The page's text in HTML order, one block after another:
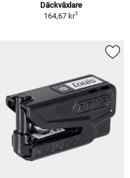
Däckväxlare
164,67 kr1